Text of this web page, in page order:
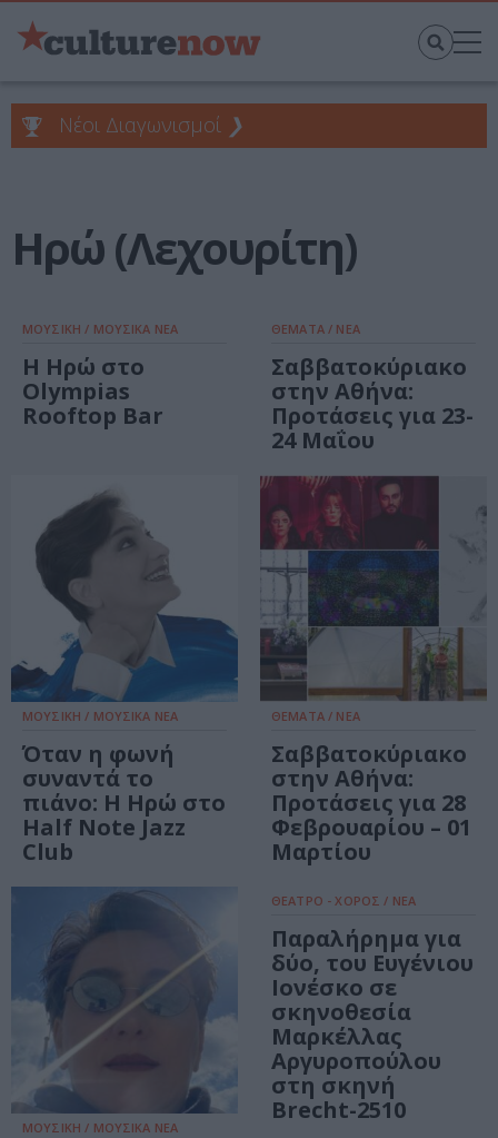
Νέοι Διαγωνισμοί ❯
Ηρώ (Λεχουρίτη)
ΜΟΥΣΙΚΗ / ΜΟΥΣΙΚΑ ΝΕΑ
Η Ηρώ στο
Olympias
Rooftop Bar
ΘΕΜΑΤΑ / ΝΕΑ
Σαββατοκύριακο
στην Αθήνα:
Προτάσεις για 23-
24 Μαΐου
ΜΟΥΣΙΚΗ / ΜΟΥΣΙΚΑ ΝΕΑ
Όταν η φωνή
συναντά το
πιάνο: Η Ηρώ στο
Half Note Jazz
Club
ΘΕΜΑΤΑ / ΝΕΑ
Σαββατοκύριακο
στην Αθήνα:
Προτάσεις για 28
Φεβρουαρίου – 01
Μαρτίου
ΜΟΥΣΙΚΗ / ΜΟΥΣΙΚΑ ΝΕΑ
ΘΕΑΤΡΟ - ΧΟΡΟΣ / ΝΕΑ
Παραλήρημα για
δύο, του Ευγένιου
Ιονέσκο σε
σκηνοθεσία
Μαρκέλλας
Αργυροπούλου
στη σκηνή
Brecht-2510